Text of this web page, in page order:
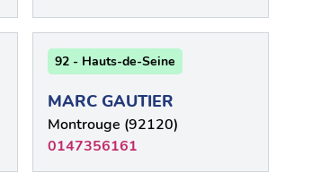
92 - Hauts-de-Seine
MARC GAUTIER
Montrouge (92120)
0147356161